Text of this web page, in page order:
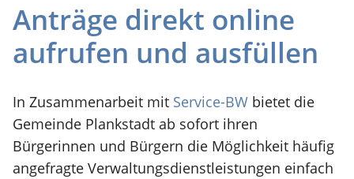
Anträge direkt online
aufrufen und ausfüllen
In Zusammenarbeit mit Service-BW bietet die
Gemeinde Plankstadt ab sofort ihren
Bürgerinnen und Bürgern die Möglichkeit häufig
angefragte Verwaltungsdienstleistungen einfach